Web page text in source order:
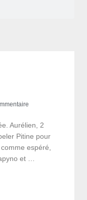
Aurélien, 2
Pitine pour
espéré,
et …